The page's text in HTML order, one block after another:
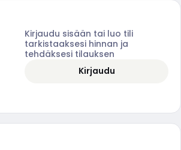
Kirjaudu sisään tai luo tili
tarkistaaksesi hinnan ja
tehdäksesi tilauksen
Kirjaudu